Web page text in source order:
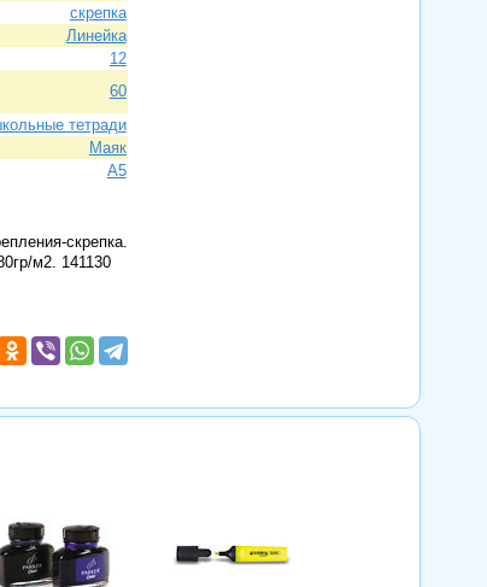
скрепка
Линейка
12
60
тетради
Маяк
A5
скрепка.
м2. 141130